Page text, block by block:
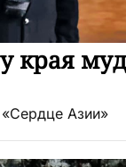
края
Азии»